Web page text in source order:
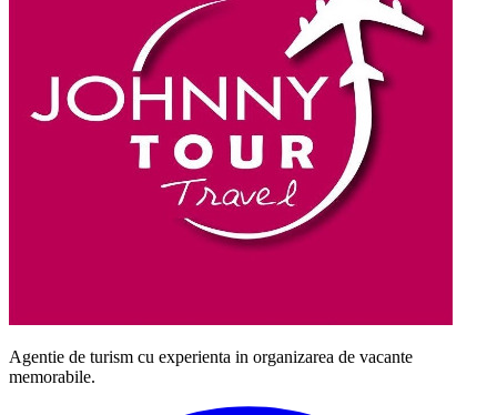
Agentie de turism cu experienta in organizarea de vacante
memorabile.